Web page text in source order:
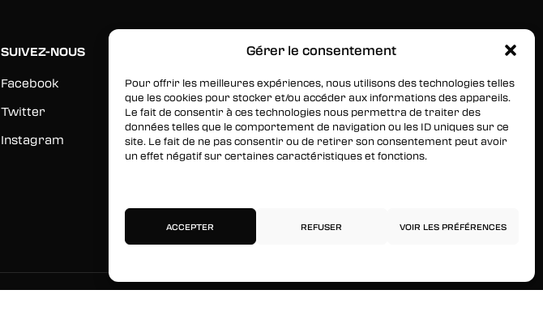
Gérer le consentement
Pour offrir les meilleures expériences, nous utilisons des technologies telles
que les cookies pour stocker et/ou accéder aux informations des appareils.
Le fait de consentir à ces technologies nous permettra de traiter des
données telles que le comportement de navigation ou les ID uniques sur ce
site. Le fait de ne pas consentir ou de retirer son consentement peut avoir
un effet négatif sur certaines caractéristiques et fonctions.
ACCEPTER REFUSER VOIR LES PRÉFÉRENCES
SUIVEZ-NOUS
Facebook
Twitter
Instagram
RESTEZ INFORMÉS
Inscrivez-vous à notre newsletter pour être les
premiers à être informés des nouveaux arrivages, des
ventes, du contenu exclusif, des événements et plus
encore !